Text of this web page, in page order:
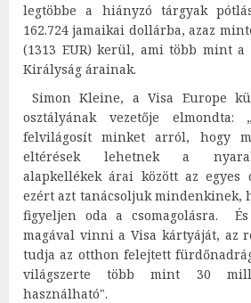
legtöbbe a hiányzó tárgyak
162.724 jamaikai dollárba, azaz
(1313 EUR) kerül, ami több mint a
Királyság árainak.
Simon Kleine, a Visa Europe
osztályának vezetője elmondta:
felvilágosít minket arról, hogy
eltérések lehetnek a
alapkellékek árai között az egyes
ezért azt tanácsoljuk mindenkinek,
figyeljen oda a csomagolásra.
magával vinni a Visa kártyáját, az
tudja az otthon felejtett
világszerte több mint 30
használható".